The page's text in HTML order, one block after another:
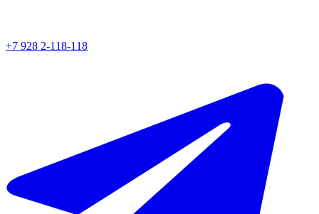
+7 928 2-118-118